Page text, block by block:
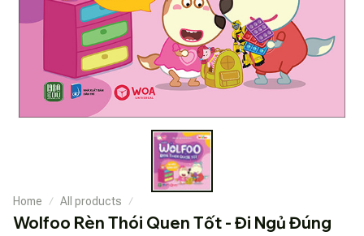
Home All products
Wolfoo Rèn Thói Quen Tốt - Đi Ngủ Đúng